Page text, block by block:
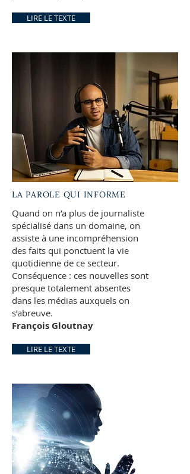
LIRE LE TEXTE
LA PAROLE QUI INFORME
Quand on n’a plus de journaliste
spécialisé dans un domaine, on
assiste à une incompréhension
des faits qui ponctuent la vie
quotidienne de ce secteur.
Conséquence : ces nouvelles sont
presque totalement absentes
dans les médias auxquels on
s’abreuve.
François Gloutnay
LIRE LE TEXTE